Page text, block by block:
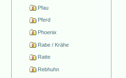
Pfau
Pferd
Phoenix
Rabe / Krähe
Ratte
Rebhuhn